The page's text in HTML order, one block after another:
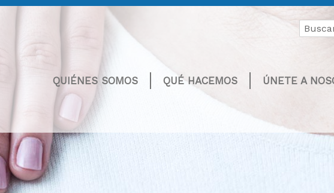
Buscar
por:
QUIÉNES SOMOS QUÉ HACEMOS ÚNETE A